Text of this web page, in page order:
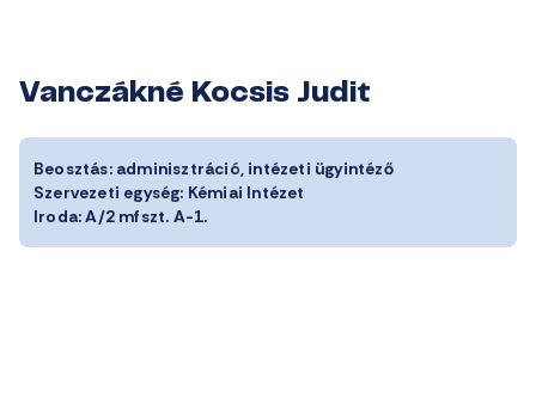
Vanczákné Kocsis Judit
Beosztás:adminisztráció, intézeti ügyintéző
Szervezeti egység: Kémiai Intézet
Iroda:A/2 mfszt. A-1.